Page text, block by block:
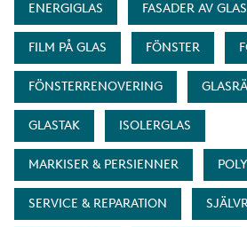
ENERGIGLAS FASADER AV GLAS
FILM PÅ GLAS FÖNSTER
FÖNSTERRENOVERING
GLASTAK ISOLERGLAS
MARKISER & PERSIENNER
SERVICE & REPARATION